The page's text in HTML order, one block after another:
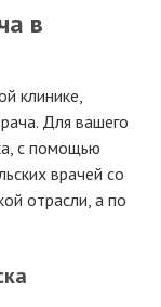
в
клинике,
Для вашего
с помощью
врачей со
отрасли, а по